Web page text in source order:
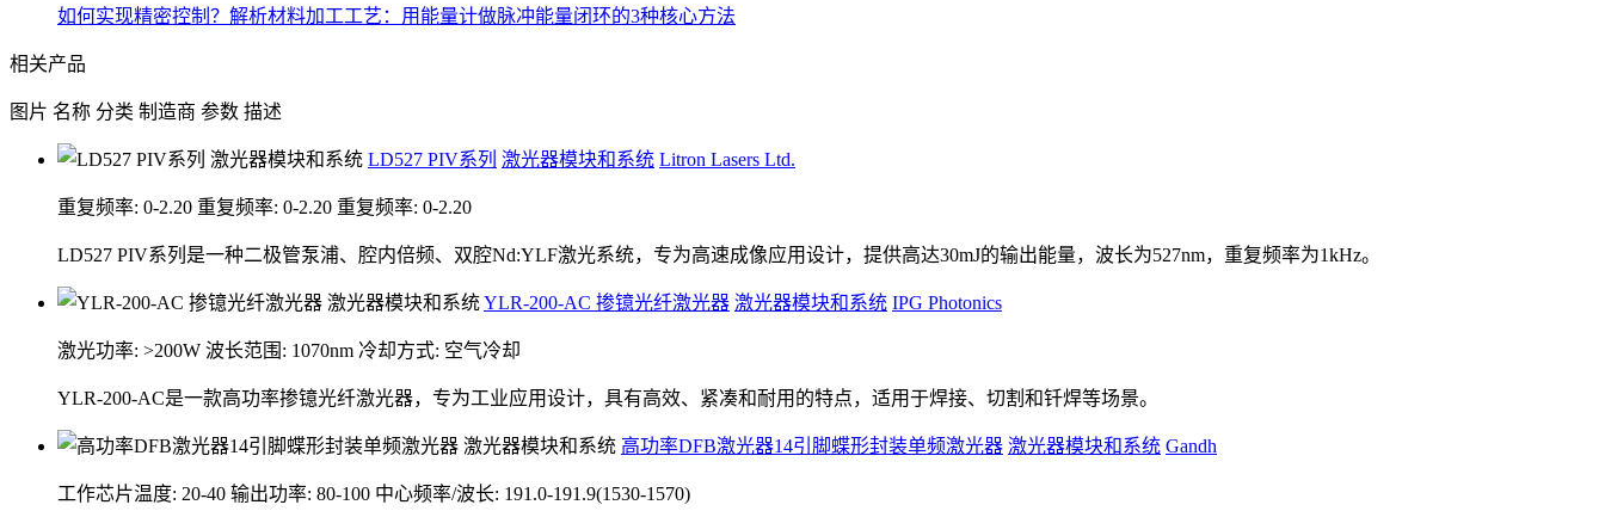
如何实现精密控制？解析材料加工工艺：用能量计做脉冲能量闭环的3种核心方法
相关产品
图片 名称 分类 制造商 参数 描述
LD527 PIV系列 激光器模块和系统 Litron Lasers Ltd.
重复频率: 0-2.20 重复频率: 0-2.20 重复频率: 0-2.20
LD527 PIV系列是一种二极管泵浦、腔内倍频、双腔Nd:YLF激光系统，专为高速成像应用设计，提供高达30mJ的输出能量，波长为527nm，重复频率为1kHz。
YLR-200-AC 掺镱光纤激光器 激光器模块和系统 IPG Photonics
激光功率: >200W 波长范围: 1070nm 冷却方式: 空气冷却
YLR-200-AC是一款高功率掺镱光纤激光器，专为工业应用设计，具有高效、紧凑和耐用的特点，适用于焊接、切割和钎焊等场景。
高功率DFB激光器14引脚蝶形封装单频激光器 激光器模块和系统 Gandh
工作芯片温度: 20-40 输出功率: 80-100 中心频率/波长: 191.0-191.9(1530-1570)